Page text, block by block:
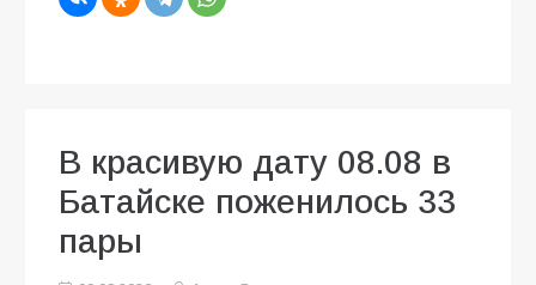
В красивую дату 08.08 в
Батайске поженилось 33
пары